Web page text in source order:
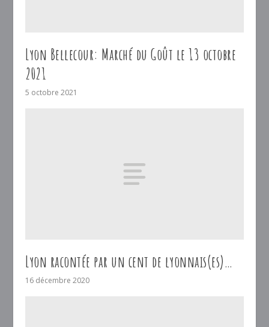
Lyon Bellecour: Marché du Goût le 13 octobre
2021
5 octobre 2021
Lyon racontée par un cent de lyonnais(es)…
16 décembre 2020